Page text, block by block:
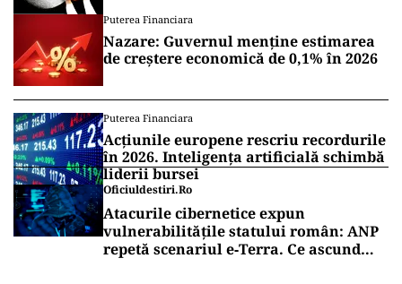
Puterea Financiara
Nazare: Guvernul menține estimarea
de creștere economică de 0,1% în 2026
Puterea Financiara
Acțiunile europene rescriu recordurile
în 2026. Inteligența artificială schimbă
liderii bursei
Oficiuldestiri.ro
Atacurile cibernetice expun
vulnerabilitățile statului român: ANP
repetă scenariul e‑Terra. Ce ascund